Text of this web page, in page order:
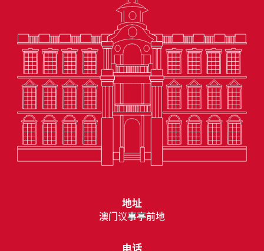
地址
澳门议事亭前地
电话